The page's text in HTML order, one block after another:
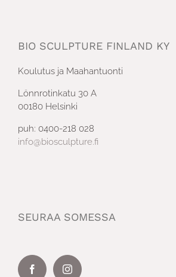
BIO SCULPTURE FINLAND KY
Koulutus ja Maahantuonti
Lönnrotinkatu 30 A
00180 Helsinki
puh: 0400-218 028
info@biosculpture.fi
SEURAA SOMESSA